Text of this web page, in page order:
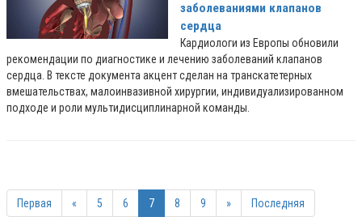
заболеваниями клапанов
сердца
Кардиологи из Европы обновили
рекомендации по диагностике и лечению заболеваний клапанов
сердца. В тексте документа акцент сделан на транскатетерных
вмешательствах, малоинвазивной хирургии, индивидуализированном
подходе и роли мультидисциплинарной команды.
Первая « 5 6 7 8 9 » Последняя